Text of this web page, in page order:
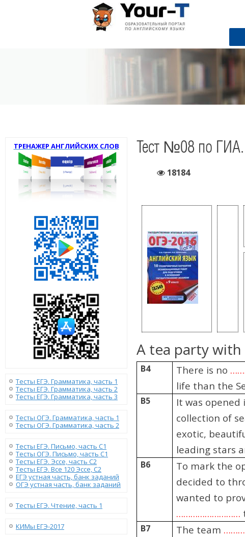
ТРЕНАЖЕР АНГЛИЙСКИХ СЛОВ
Тесты ЕГЭ. Грамматика, часть 1
Тесты ЕГЭ. Грамматика, часть 2
Тесты ЕГЭ. Грамматика, часть 3
Тесты ОГЭ. Грамматика, часть 1
Тесты ОГЭ. Грамматика, часть 2
Тесты ЕГЭ. Письмо, часть С1
Тесты ОГЭ. Письмо, часть С1
Тесты ЕГЭ. Эссе, часть C2
Тесты ЕГЭ. Все 120 Эссе, C2
ЕГЭ устная часть, банк заданий
ОГЭ устная часть, банк заданий
Тесты ЕГЭ. Чтение, часть 1
КИМы ЕГЭ-2017
Тест №08 по ГИА.
18184
A tea party with
B4 There is no
life than the
B5 It was
collection of
exotic,
leading stars
B6
To mark the
decided to
wanted to
………………………
B7 The team